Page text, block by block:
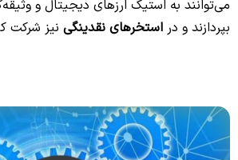
می‌توانند به استیک ارزهای دیجیتال و
بپردازند و در استخرهای نقدینگی نیز شرکت